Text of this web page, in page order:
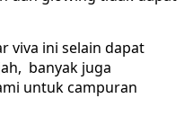
viva ini selain dapat
banyak juga
untuk campuran